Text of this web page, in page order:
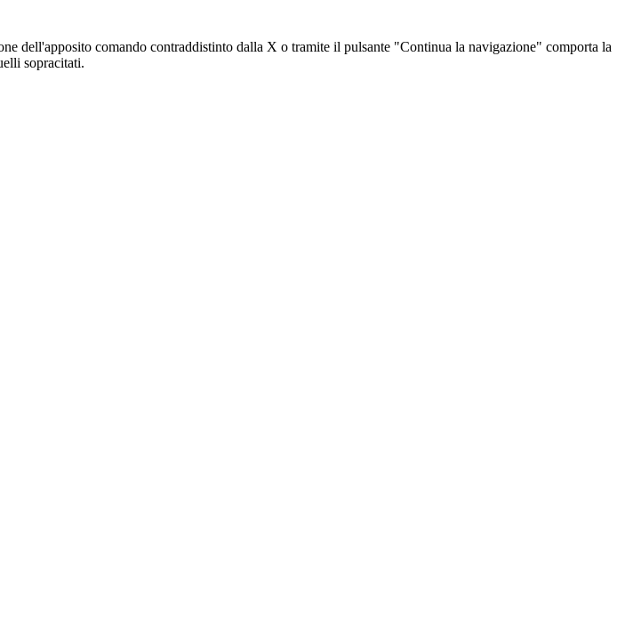
dell'apposito comando contraddistinto dalla X o tramite il pulsante "Continua la navigazione" comporta la
sopracitati.